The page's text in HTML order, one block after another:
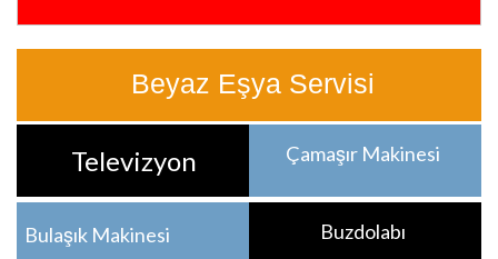
Beyaz Eşya Servisi
Televizyon Çamaşır Makinesi
Bulaşık Makinesi Buzdolabı